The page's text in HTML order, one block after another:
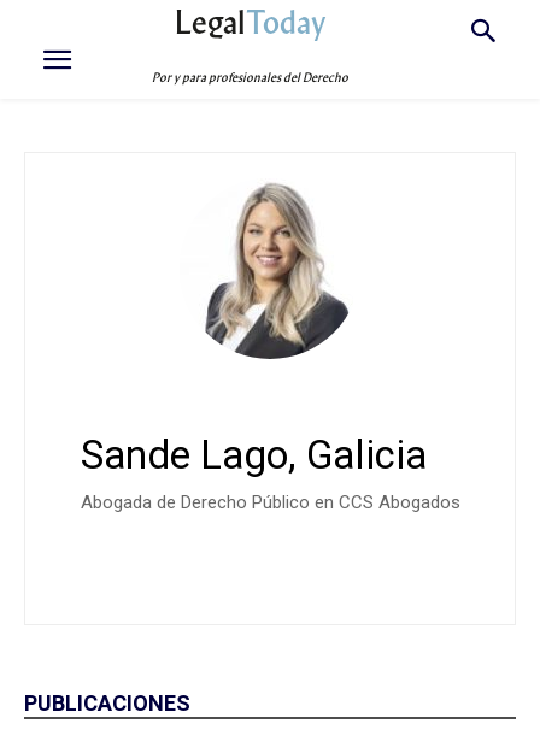
LegalToday
Por y para profesionales del Derecho
Sande Lago, Galicia
Abogada de Derecho Público en CCS Abogados
PUBLICACIONES